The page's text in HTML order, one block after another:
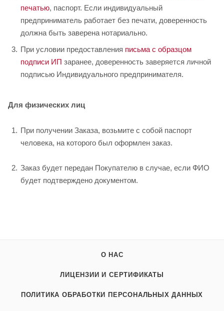
печатью, паспорт. Если индивидуальный
предприниматель работает без печати, доверенность
должна быть заверена нотариально.
При условии предоставления письма с образцом
подписи ИП заранее, доверенность заверяется личной
подписью Индивидуального предпринимателя.
Для физических лиц
При получении Заказа, возьмите с собой паспорт
человека, на которого был оформлен заказ.
Заказ будет передан Покупателю в случае, если ФИО
будет подтверждено документом.
О НАС
ЛИЦЕНЗИИ И СЕРТИФИКАТЫ
ПОЛИТИКА ОБРАБОТКИ ПЕРСОНАЛЬНЫХ ДАННЫХ